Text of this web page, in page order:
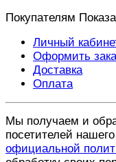
Покупателям
Личный
Оформить
Доставка
Оплата
Мы получаем и
посетителей
официальной